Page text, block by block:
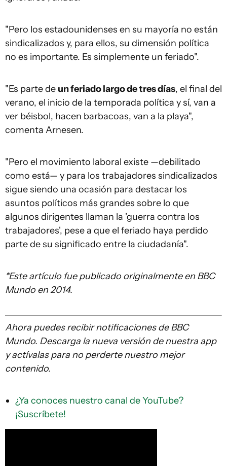
"Pero los estadounidenses en su mayoría no están
sindicalizados y, para ellos, su dimensión política
no es importante. Es simplemente un feriado".
"Es parte de un feriado largo de tres días, el final del
verano, el inicio de la temporada política y sí, van a
ver béisbol, hacen barbacoas, van a la playa",
comenta Arnesen.
"Pero el movimiento laboral existe —debilitado
como está— y para los trabajadores sindicalizados
sigue siendo una ocasión para destacar los
asuntos políticos más grandes sobre lo que
algunos dirigentes llaman la 'guerra contra los
trabajadores', pese a que el feriado haya perdido
parte de su significado entre la ciudadanía".
*Este artículo fue publicado originalmente en BBC
Mundo en 2014.
Ahora puedes recibir notificaciones de BBC
Mundo. Descarga la nueva versión de nuestra app
y actívalas para no perderte nuestro mejor
contenido.
¿Ya conoces nuestro canal de YouTube?
¡Suscríbete!